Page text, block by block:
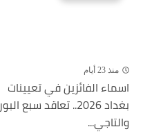
منذ 23 أيام
اسماء الفائزين في تعيينات
بغداد 2026.. تعاقد سبع البور
والتاجي...